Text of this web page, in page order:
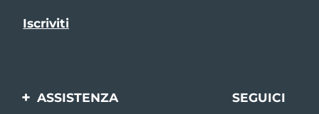
ASSISTENZA SEGUICI